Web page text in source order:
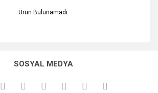
Ürün Bulunamadı.
SOSYAL MEDYA